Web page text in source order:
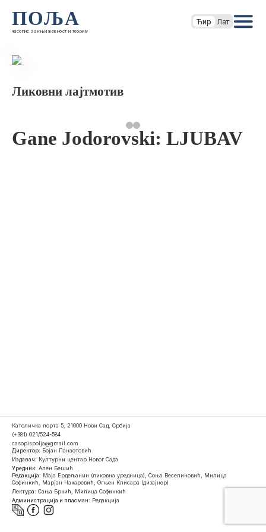
ПОЉА
часопис за књижевност и теорију
Ћир Лат
Ликовни лајтмотив
Gane Jodorovski: LJUBAV
Католичка порта 5, 21000 Нови Сад, Србија
(+381) 021/524-584
casopispolja@gmail.com
Директор: Бојан Панаотовић
Издавач: Културни центар Новог Сада
Уредник: Ален Бешић
Редакција: Маја Ердељанин (ликовна уредница), Соња Веселиновић, Милица
Софинкић, Марјан Чакаревић, Огњен Клисара (дизајнер)
Лектура: Сања Бркић, Милица Софинкић
Администрација и пласман: Редакција